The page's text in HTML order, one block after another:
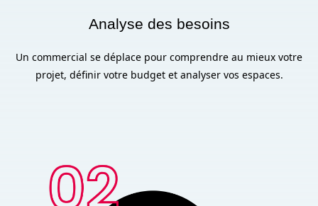
Analyse des besoins
Un commercial se déplace pour comprendre au mieux votre
projet, définir votre budget et analyser vos espaces.